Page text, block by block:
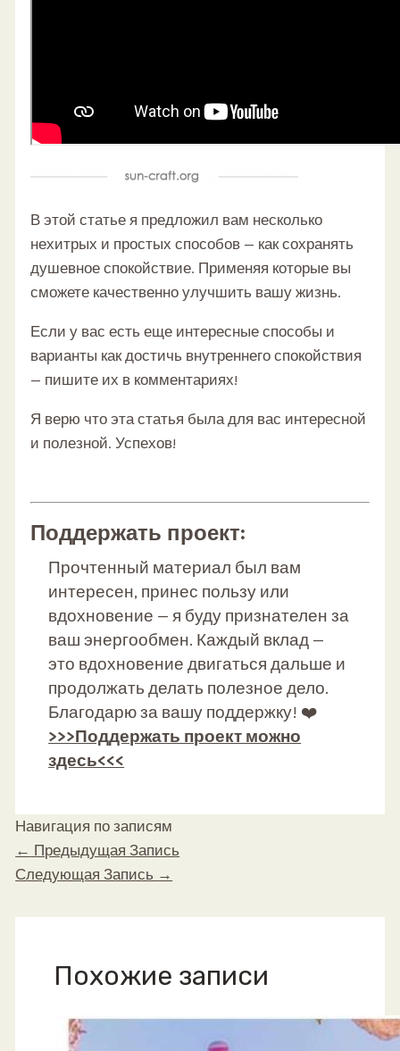
В этой статье я предложил вам несколько
нехитрых и простых способов — как сохранять
душевное спокойствие. Применяя которые вы
сможете качественно улучшить вашу жизнь.
Если у вас есть еще интересные способы и
варианты как достичь внутреннего спокойствия
— пишите их в комментариях!
Я верю что эта статья была для вас интересной
и полезной. Успехов!
Поддержать проект:
Прочтенный материал был вам
интересен, принес пользу или
вдохновение — я буду признателен за
ваш энергообмен. Каждый вклад —
это вдохновение двигаться дальше и
продолжать делать полезное дело.
Благодарю за вашу поддержку! ❤️
>>>Поддержать проект можно
здесь<<<
Навигация по записям
← Предыдущая Запись
Следующая Запись →
Похожие записи